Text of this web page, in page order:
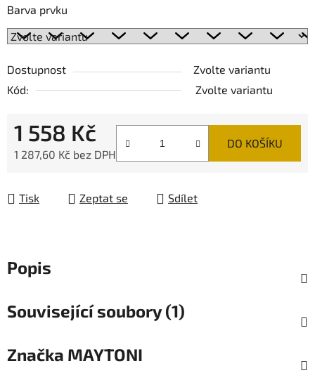
Barva prvku
Dostupnost
Zvolte variantu
Kód:
Zvolte variantu
1 558 Kč
1 287,60 Kč bez DPH
DO KOŠÍKU
Tisk Zeptat se Sdílet
Popis
Související soubory (1)
Značka MAYTONI